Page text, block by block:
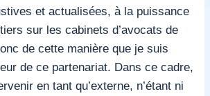
et actualisées, à la puissance
sur les cabinets d’avocats de
de cette manière que je suis
de ce partenariat. Dans ce cadre,
en tant qu’externe, n’étant ni